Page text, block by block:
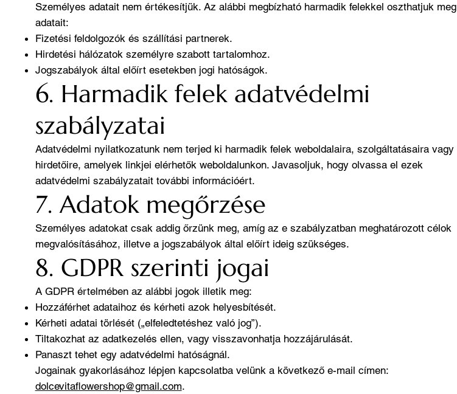
Személyes adatait nem értékesítjük. Az alábbi megbízható harmadik felekkel oszthatjuk meg
adatait:
Fizetési feldolgozók és szállítási partnerek.
Hirdetési hálózatok személyre szabott tartalomhoz.
Jogszabályok által előírt esetekben jogi hatóságok.
6. Harmadik felek adatvédelmi
szabályzatai
Adatvédelmi nyilatkozatunk nem terjed ki harmadik felek weboldalaira, szolgáltatásaira vagy
hirdetőire, amelyek linkjei elérhetők weboldalunkon. Javasoljuk, hogy olvassa el ezek
adatvédelmi szabályzatait további információért.
7. Adatok megőrzése
Személyes adatokat csak addig őrzünk meg, amíg az e szabályzatban meghatározott célok
megvalósításához, illetve a jogszabályok által előírt ideig szükséges.
8. GDPR szerinti jogai
A GDPR értelmében az alábbi jogok illetik meg:
Hozzáférhet adataihoz és kérheti azok helyesbítését.
Kérheti adatai törlését („elfeledtetéshez való jog”).
Tiltakozhat az adatkezelés ellen, vagy visszavonhatja hozzájárulását.
Panaszt tehet egy adatvédelmi hatóságnál.
Jogainak gyakorlásához lépjen kapcsolatba velünk a következő e-mail címen:
dolcevitaflowershop@gmail.com.